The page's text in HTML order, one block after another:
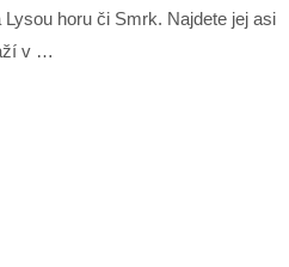
horu či Smrk. Najdete jej asi
v …